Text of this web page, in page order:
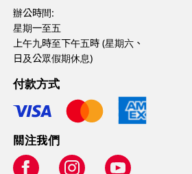
辦公時間:
星期一至五
上午九時至下午五時 (星期六、
日及公眾假期休息)
付款方式
關注我們